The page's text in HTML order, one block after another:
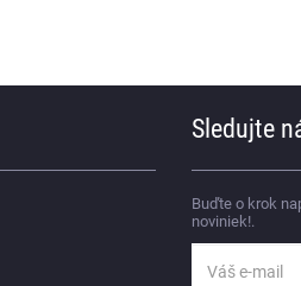
Sledujte
Buďte o krok
noviniek!.